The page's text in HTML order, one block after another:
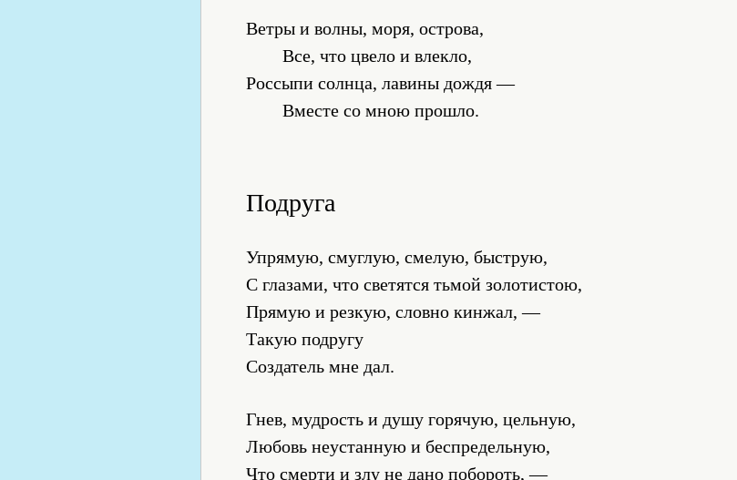
Ветры и волны, моря, острова,
Все, что цвело и влекло,
Россыпи солнца, лавины дождя —
Вместе со мною прошло.
Подруга
Упрямую, смуглую, смелую, быструю,
С глазами, что светятся тьмой золотистою,
Прямую и резкую, словно кинжал, —
Такую подругу
Создатель мне дал.
Гнев, мудрость и душу горячую, цельную,
Любовь неустанную и беспредельную,
Что смерти и злу не дано побороть, —